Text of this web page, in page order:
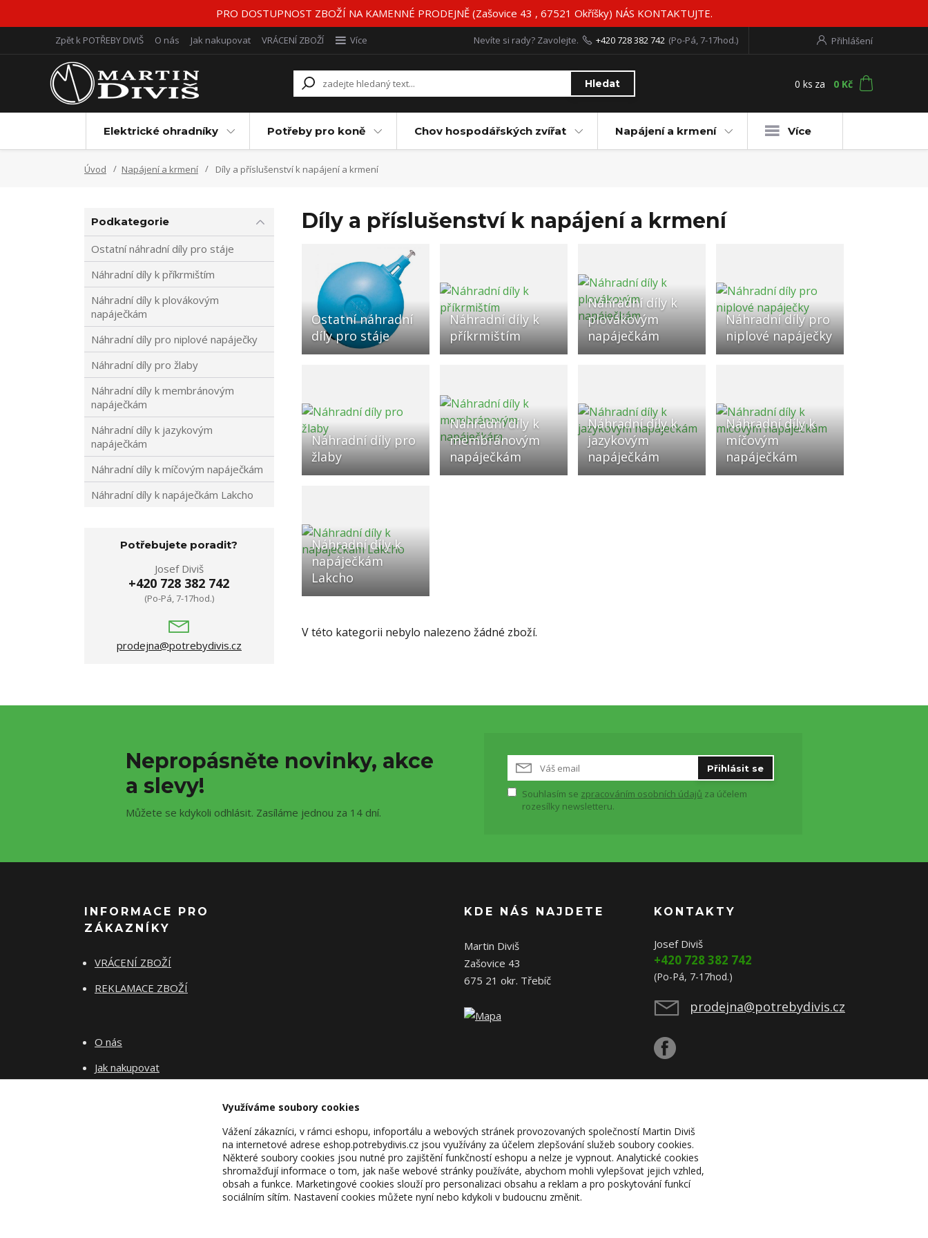
PRO DOSTUPNOST ZBOŽÍ NA KAMENNÉ PRODEJNĚ (Zašovice 43 , 67521 Okříšky) NÁS KONTAKTUJTE.
Zpět k POTŘEBY DIVIŠ O nás Jak nakupovat VRÁCENÍ ZBOŽÍ Více Přihlášení
Hledat
Nevíte si rady? Zavolejte. +420 728 382 742 (Po-Pá, 7-17hod.)
0 ks za 0 Kč
Elektrické ohradníky Potřeby pro koně Chov hospodářských zvířat Napájení a krmení Více
Úvod Napájení a krmení Díly a příslušenství k napájení a krmení
Díly a příslušenství k napájení a krmení
Ostatní náhradní
díly pro stáje
Náhradní díly k
příkrmištím
Náhradní díly k
plovákovým
napáječkám
Náhradní díly pro
niplové napáječky
Náhradní díly pro
žlaby
Náhradní díly k
membránovým
napáječkám
Náhradní díly k
jazykovým
napáječkám
Náhradní díly k
míčovým
napáječkám
Náhradní díly k
napáječkám
Lakcho
V této kategorii nebylo nalezeno žádné zboží.
Podkategorie
Ostatní náhradní díly pro stáje
Náhradní díly k příkrmištím
Náhradní díly k plovákovým
napáječkám
Náhradní díly pro niplové napáječky
Náhradní díly pro žlaby
Náhradní díly k membránovým
napáječkám
Náhradní díly k jazykovým
napáječkám
Náhradní díly k míčovým napáječkám
Náhradní díly k napáječkám Lakcho
Potřebujete poradit?
Josef Diviš
+420 728 382 742
(Po-Pá, 7-17hod.)
prodejna@potrebydivis.cz
Nepropásněte novinky, akce
a slevy!
Můžete se kdykoli odhlásit. Zasíláme jednou za 14 dní.
Přihlásit se
Souhlasím se zpracováním osobních údajů za účelem
rozesílky newsletteru.
INFORMACE PRO
ZÁKAZNÍKY
VRÁCENÍ ZBOŽÍ
REKLAMACE ZBOŽÍ
O nás
Jak nakupovat
KDE NÁS NAJDETE
Martin Diviš
Zašovice 43
675 21 okr. Třebíč
KONTAKTY
Josef Diviš
+420 728 382 742
(Po-Pá, 7-17hod.)
prodejna@potrebydivis.cz
Využíváme soubory cookies
Vážení zákazníci, v rámci eshopu, infoportálu a webových stránek provozovaných společností Martin Diviš
na internetové adrese eshop.potrebydivis.cz jsou využívány za účelem zlepšování služeb soubory cookies.
Některé soubory cookies jsou nutné pro zajištění funkčností eshopu a nelze je vypnout. Analytické cookies
shromažďují informace o tom, jak naše webové stránky používáte, abychom mohli vylepšovat jejich vzhled,
obsah a funkce. Marketingové cookies slouží pro personalizaci obsahu a reklam a pro poskytování funkcí
sociálním sítím. Nastavení cookies můžete nyní nebo kdykoli v budoucnu změnit.